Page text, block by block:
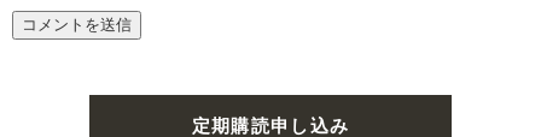
定期購読申し込み